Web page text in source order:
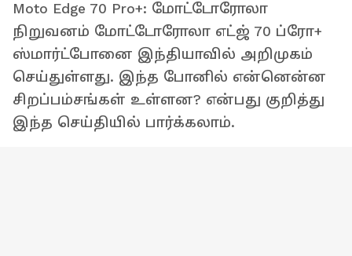
Moto Edge 70 Pro+: மோட்டோரோலா
நிறுவனம் மோட்டோரோலா எட்ஜ் 70 ப்ரோ+
ஸ்மார்ட்போனை இந்தியாவில் அறிமுகம்
செய்துள்ளது. இந்த போனில் என்னென்ன
சிறப்பம்சங்கள் உள்ளன? என்பது குறித்து
இந்த செய்தியில் பார்க்கலாம்.